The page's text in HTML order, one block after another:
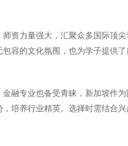
资力量强大，汇聚众多国际顶
的文化氛围，也为学子提供
融专业也备受青睐，新加坡作
培养行业精英。选择时需结合兴